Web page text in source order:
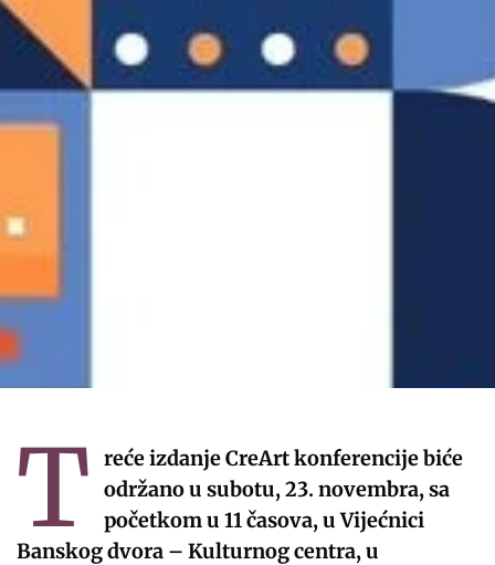
T
reće izdanje CreArt konferencije biće
održano u subotu, 23. novembra, sa
početkom u 11 časova, u Vijećnici
Banskog dvora – Kulturnog centra, u